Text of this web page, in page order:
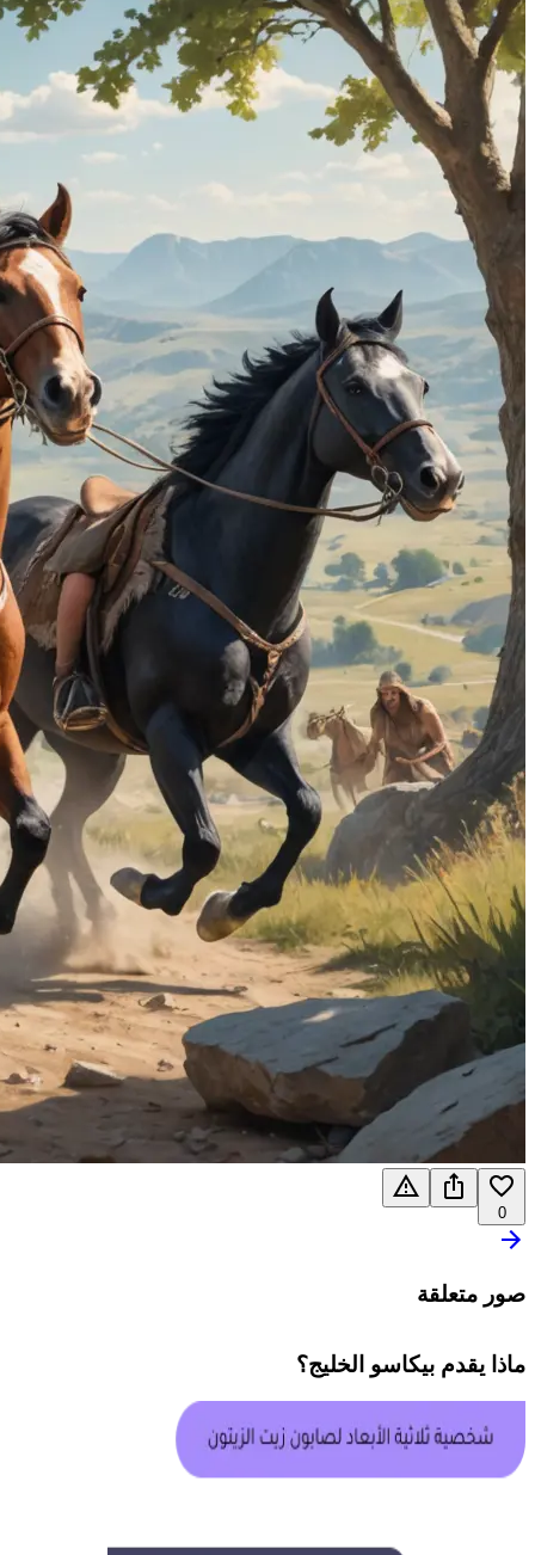
0
صور متعلقة
ماذا يقدم بيكاسو الخليج؟